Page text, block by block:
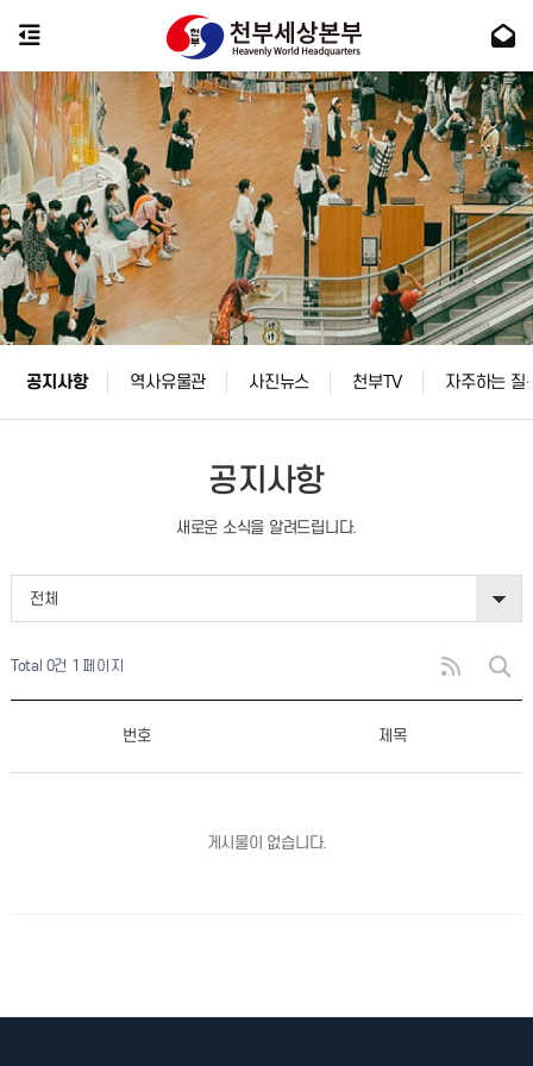
공지사항 역사유물관 사진뉴스 천부TV 자주하는 질
공지사항
새로운 소식을 알려드립니다.
전체
Total 0건 1 페이지
번호 제목
게시물이 없습니다.